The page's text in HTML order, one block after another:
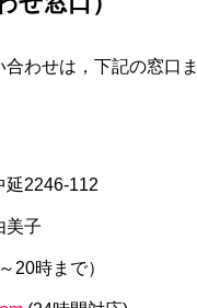
わせは，下記の窓口
延2246-112
美子
20時まで）